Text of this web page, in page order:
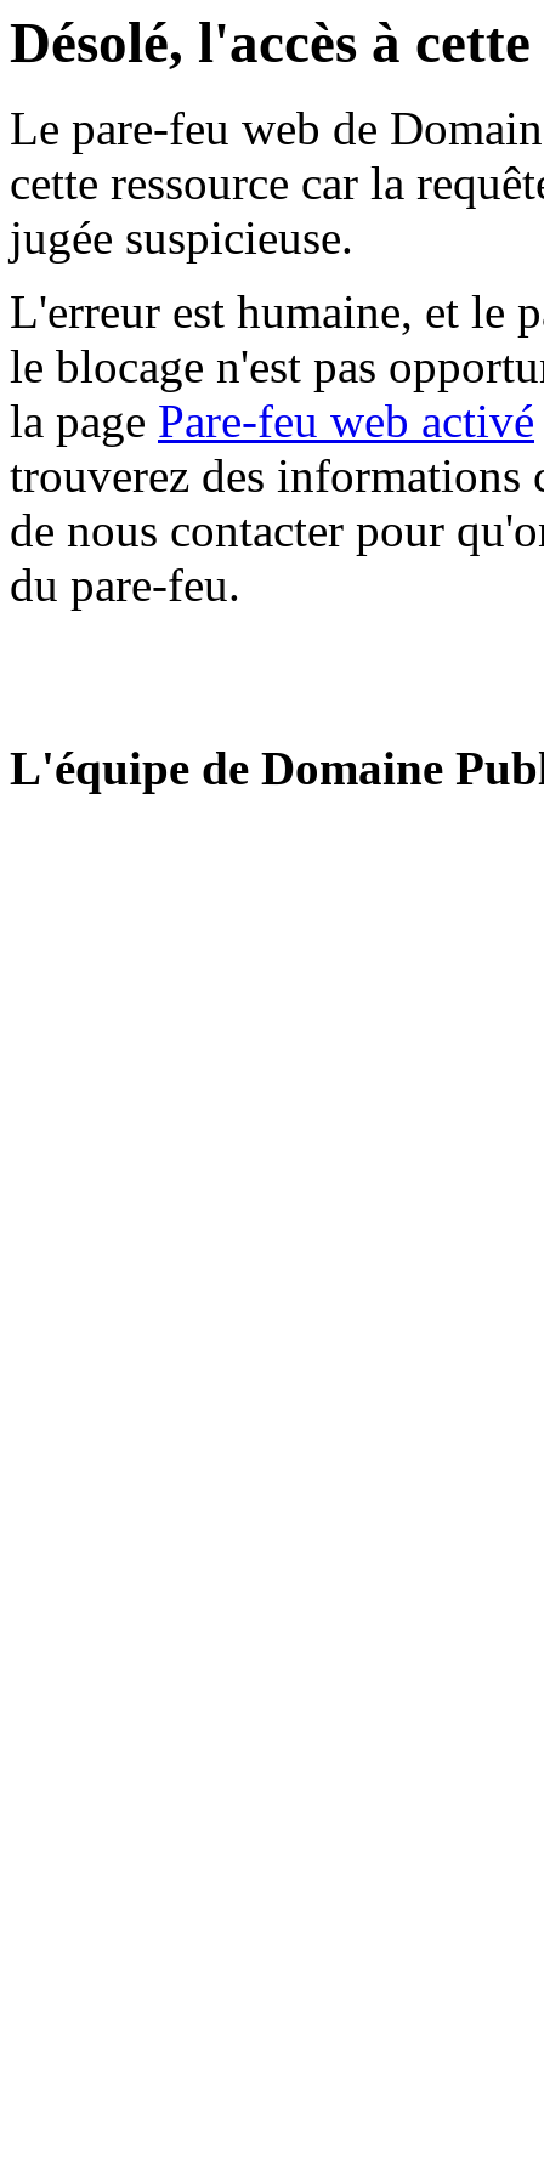
Désolé, l'accès à
Le pare-feu web de
cette ressource car la
jugée suspicieuse.
L'erreur est humaine, et le
le blocage n'est pas
la page Pare-feu web activé
trouverez des informations
de nous contacter pour
du pare-feu.
L'équipe de Domaine